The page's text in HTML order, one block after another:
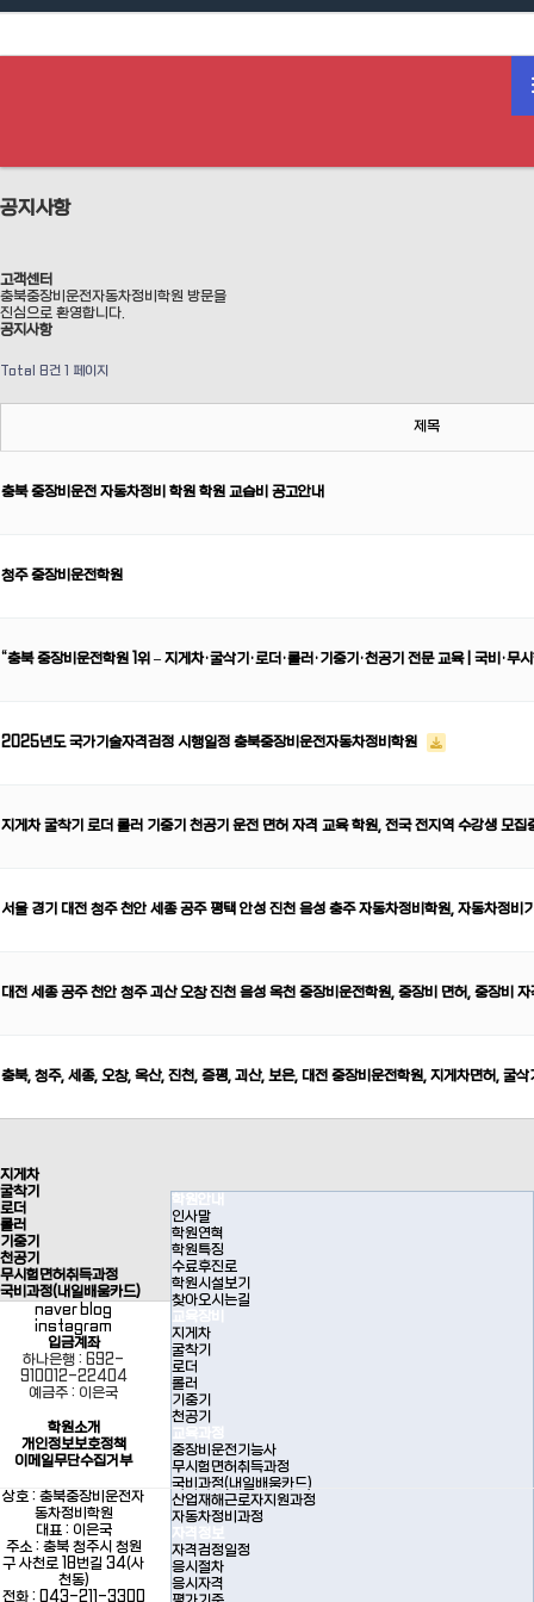
공지사항
고객센터
충북중장비운전자동차정비학원 방문을
진심으로 환영합니다.
공지사항
Total 8건 1 페이지
제목
충북 중장비운전 자동차정비 학원 학원 교습비 공고안내
청주 중장비운전학원
“충북 중장비운전학원 1위 – 지게차·굴삭기·로더·롤러·기중기·천공기 전문 교육 | 국비·무
2025년도 국가기술자격검정 시행일정 충북중장비운전자동차정비학원
지게차 굴착기 로더 롤러 기중기 천공기 운전 면허 자격 교육 학원, 전국 전지역 수강생 모집
서울 경기 대전 청주 천안 세종 공주 평택 안성 진천 음성 충주 자동차정비학원, 자동차정비
대전 세종 공주 천안 청주 괴산 오창 진천 음성 옥천 중장비운전학원, 중장비 면허, 중장비
충북, 청주, 세종, 오창, 옥산, 진천, 증평, 괴산, 보은, 대전 중장비운전학원, 지게차면허, 굴
학원안내
인사말
학원연혁
학원특징
수료후진로
학원시설보기
찾아오시는길
교육장비
지게차
굴착기
로더
롤러
기중기
천공기
교육과정
중장비운전기능사
무시험면허취득과정
국비과정(내일배움카드)
산업재해근로자지원과정
자동차정비과정
자격정보
자격검정일정
응시절차
응시자격
지게차
굴착기
로더
롤러
기중기
천공기
무시험면허취득과정
국비과정(내일배움카드)
naver blog
instagram
입금계좌
하나은행 : 692-
910012-22404
예금주 : 이은국
학원소개
개인정보보호정책
이메일무단수집거부
상호 : 충북중장비운전자
동차정비학원
대표 : 이은국
주소 : 충북 청주시 청원
구 사천로 18번길 34(사
천동)
전화 : 043-211-3300